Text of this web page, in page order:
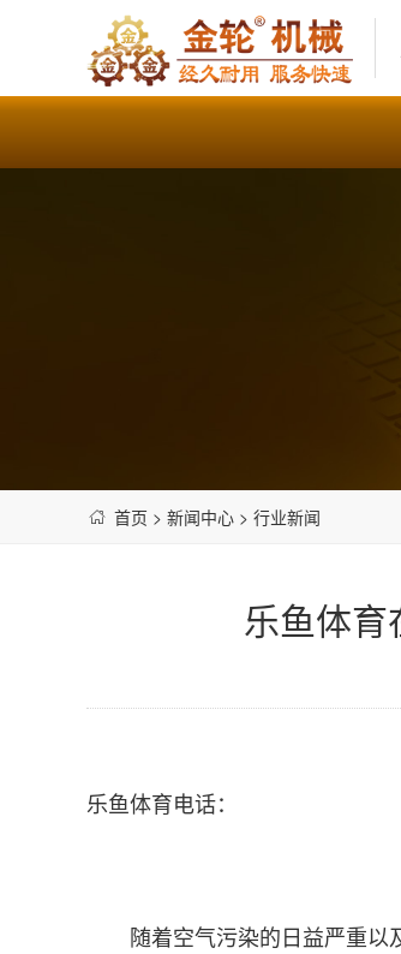
首页 > 新闻中心 > 行业新闻
乐鱼体
乐鱼体育电话：
随着空气污染的日益严重以及